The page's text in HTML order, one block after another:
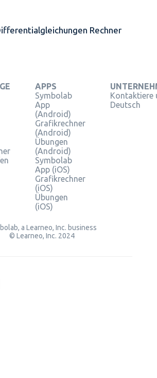
Rechner
APPS
Symbolab
App
(Android)
Grafikrechner
(Android)
Übungen
(Android)
Symbolab
App (iOS)
Grafikrechner
(iOS)
Übungen
(iOS)
Kontaktiere
Deutsch
a Learneo, Inc. business
© Learneo, Inc. 2024